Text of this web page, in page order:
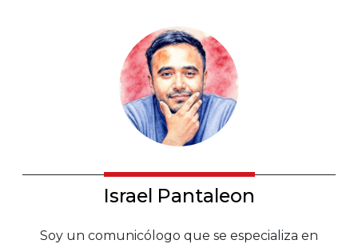
Israel Pantaleon
Soy un comunicólogo que se especializa en